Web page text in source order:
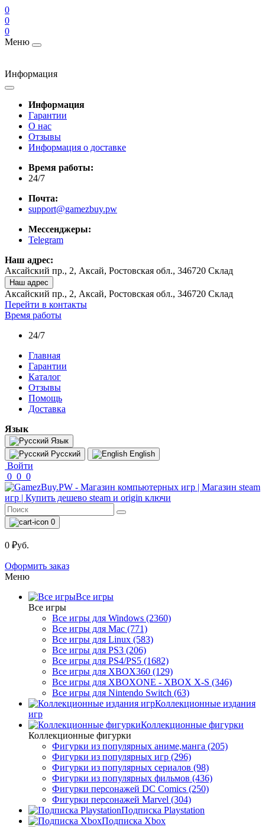
0
0
0
Меню
Информация
Информация
Гарантии
О нас
Отзывы
Информация о доставке
Время работы:
24/7
Почта:
support@gamezbuy.pw
Мессенджеры:
Telegram
Наш адрес:
Аксайский пр., 2, Аксай, Ростовская обл., 346720 Склад
Наш адрес
Аксайский пр., 2, Аксай, Ростовская обл., 346720 Склад
Перейти в контакты
Время работы
24/7
Главная
Гарантии
Каталог
Отзывы
Помощь
Доставка
Язык
Язык
Русский
English
Войти
0 0 0
0
0 ₽уб.
Оформить заказ
Меню
Все игры
Все игры
Все игры для Windows (2360)
Все игры для Mac (771)
Все игры для Linux (583)
Все игры для PS3 (206)
Все игры для PS4/PS5 (1682)
Все игры для XBOX360 (129)
Все игры для XBOXONE - XBOX X-S (346)
Все игры для Nintendo Switch (63)
Коллекционные издания
игр
Коллекционные фигурки
Коллекционные фигурки
Фигурки из популярных аниме,манга (205)
Фигурки из популярных игр (296)
Фигурки из популярных сериалов (98)
Фигурки из популярных фильмов (436)
Фигурки персонажей DC Comics (250)
Фигурки персонажей Marvel (304)
Подписка Playstation
Подписка Xbox